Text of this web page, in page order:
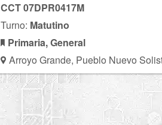
CCT 07DPR0417M
Turno: Matutino
Primaria, General
Arroyo Grande, Pueblo Nuevo